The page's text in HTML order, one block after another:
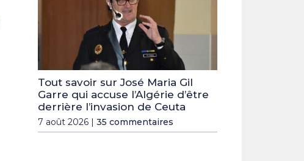
Tout savoir sur José Maria Gil
Garre qui accuse l’Algérie d’être
derrière l’invasion de Ceuta
7 août 2026 | 35 commentaires